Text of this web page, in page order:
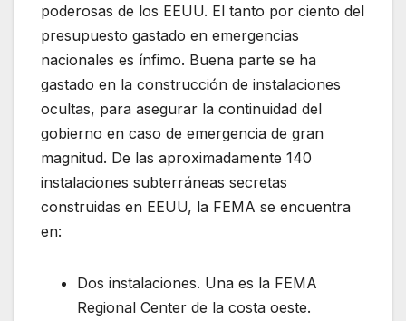
poderosas de los EEUU. El tanto por ciento del
presupuesto gastado en emergencias
nacionales es ínfimo. Buena parte se ha
gastado en la construcción de instalaciones
ocultas, para asegurar la continuidad del
gobierno en caso de emergencia de gran
magnitud. De las aproximadamente 140
instalaciones subterráneas secretas
construidas en EEUU, la FEMA se encuentra
en:
Dos instalaciones. Una es la FEMA
Regional Center de la costa oeste.